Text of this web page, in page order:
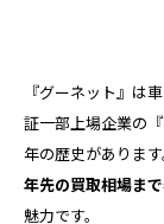
『グーネット』は
証一部上場企業の
年の歴史がありま
年先の買取相場ま
魅力です。